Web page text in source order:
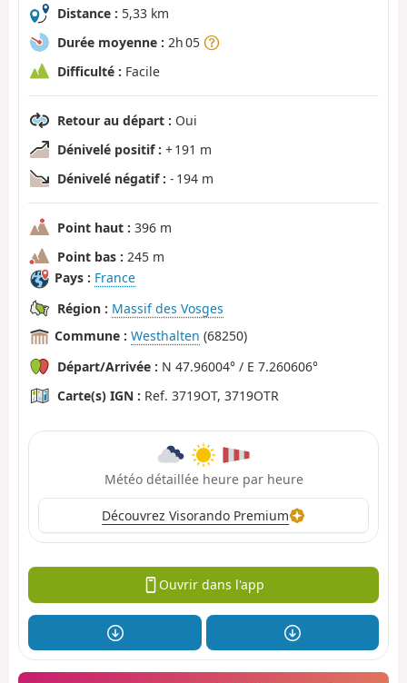
Distance : 5,33 km
Durée moyenne : 2h 05
Difficulté : Facile
Retour au départ : Oui
Dénivelé positif : + 191 m
Dénivelé négatif : - 194 m
Point haut : 396 m
Point bas : 245 m
Pays : France
Région : Massif des Vosges
Commune : Westhalten (68250)
Départ/Arrivée : N 47.96004° / E 7.260606°
Carte(s) IGN : Ref. 3719OT, 3719OTR
Météo détaillée heure par heure
Découvrez Visorando Premium
Ouvrir dans l'app